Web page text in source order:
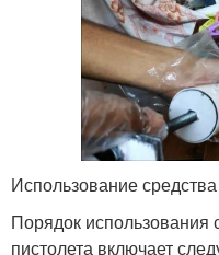
Использование
Порядок использования
пистолета включает